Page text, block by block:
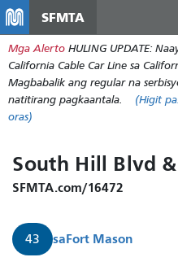
SFMTA
Mga Alerto HULING UPDATE:
California Cable Car Line sa
Magbabalik ang regular na
natitirang pagkaantala.
(Higit
oras)
South Hill Blvd
SFMTA.com/16472
43 saFort Mason